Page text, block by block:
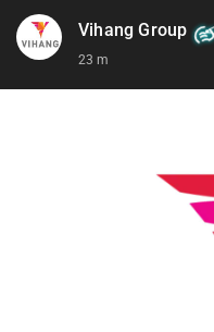
Vihang Group
23 m